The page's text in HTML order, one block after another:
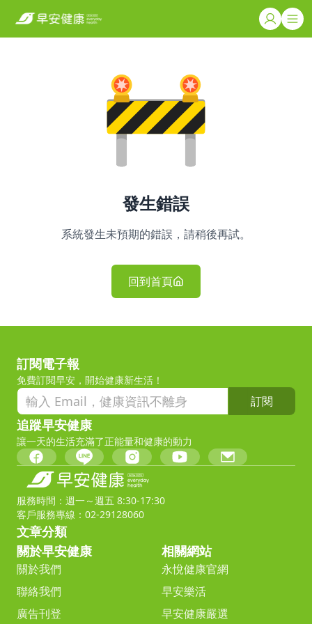
發生錯誤
系統發生未預期的錯誤，請稍後再試。
回到首頁
訂閱電子報
免費訂閱早安，開始健康新生活！
訂閱
追蹤早安健康
讓一天的生活充滿了正能量和健康的動力
服務時間：週一～週五 8:30-17:30
客戶服務專線：02-29128060
文章分類
關於早安健康
關於我們
聯絡我們
廣告刊登
相關網站
永悅健康官網
早安樂活
早安健康嚴選